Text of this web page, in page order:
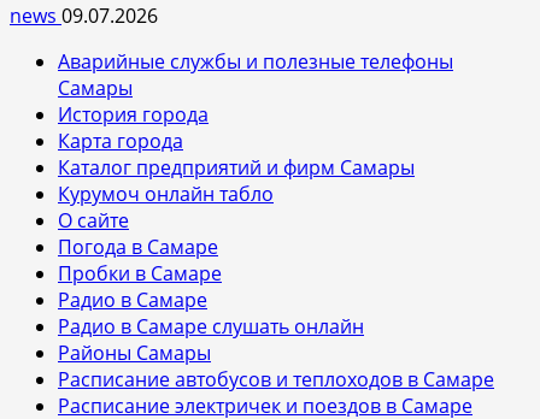
news 09.07.2026
Аварийные службы и полезные телефоны
Самары
История города
Карта города
Каталог предприятий и фирм Самары
Курумоч онлайн табло
О сайте
Погода в Самаре
Пробки в Самаре
Радио в Самаре
Радио в Самаре слушать онлайн
Районы Самары
Расписание автобусов и теплоходов в Самаре
Расписание электричек и поездов в Самаре